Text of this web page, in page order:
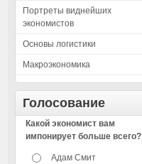
Портреты виднейших
экономистов
Основы логистики
Макроэкономика
Голосование
Какой экономист вам
импонирует больше всего?
Адам Смит